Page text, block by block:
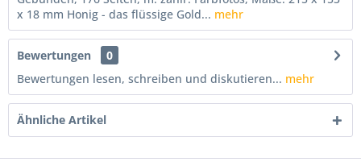
x 18 mm Honig - das flüssige Gold... mehr
Bewertungen
0
Bewertungen lesen, schreiben und diskutieren... mehr
Ähnliche Artikel